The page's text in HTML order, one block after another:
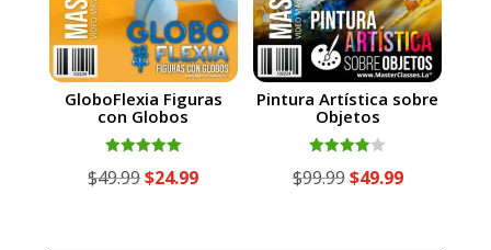
GloboFlexia Figuras
con Globos
con
$49.99El
$24.99El
Pintura Artística sobre
Objetos
con
$99.99El
$49.99El